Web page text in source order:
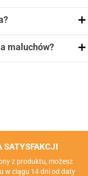
maluchów?
SATYSFAKCJI
z produktu, możesz
w ciągu 14 dni od daty